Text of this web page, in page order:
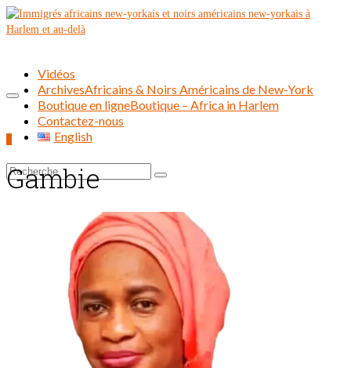
Rechercher :
Vidéos
ArchivesAfricains & Noirs Américains de New-York
Boutique en ligneBoutique – Africa in Harlem
Contactez-nous
English
Gambie